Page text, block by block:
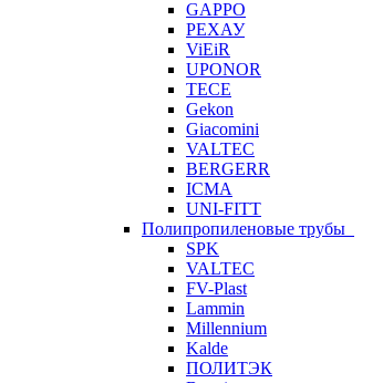
GAPPO
РЕХАУ
ViEiR
UPONOR
TECE
Gekon
Giacomini
VALTEC
BERGERR
ICMA
UNI-FITT
Полипропиленовые трубы
SPK
VALTEC
FV-Plast
Lammin
Millennium
Kalde
ПОЛИТЭК